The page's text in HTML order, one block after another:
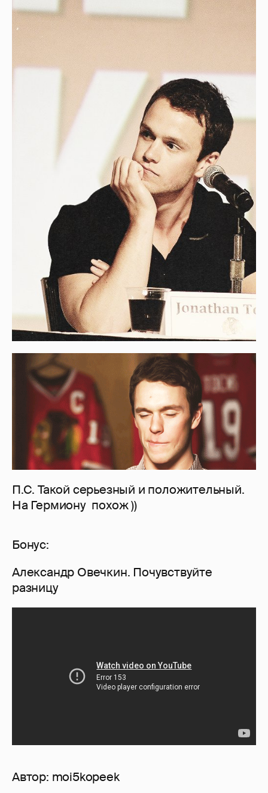
П.С. Такой серьезный и положительный.
На Гермиону похож ))
Бонус:
Александр Овечкин. Почувствуйте
разницу
Автор: moi5kopeek